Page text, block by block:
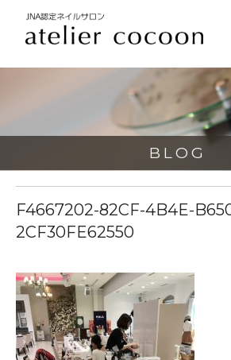
BLOG
F4667202-82CF-4B4E-
2CF30FE62550